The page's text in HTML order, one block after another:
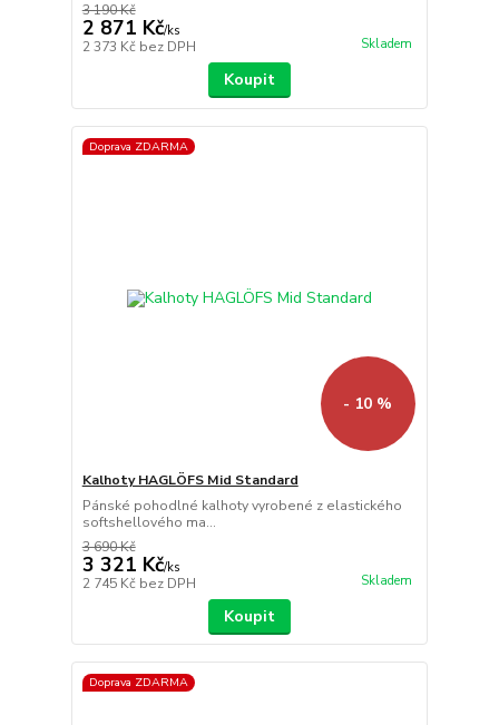
3 190 Kč
2 871 Kč/ks
2 373 Kč bez DPH Skladem
Koupit
Doprava ZDARMA
- 10 %
Kalhoty HAGLÖFS Mid Standard
Pánské pohodlné kalhoty vyrobené z elastického
softshellového ma...
3 690 Kč
3 321 Kč/ks
2 745 Kč bez DPH Skladem
Koupit
Doprava ZDARMA